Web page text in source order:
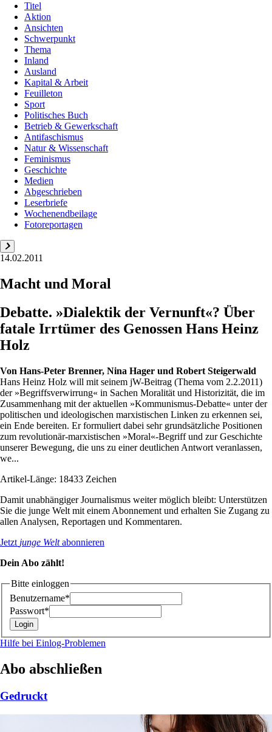
Titel
Aktion
Ansichten
Schwerpunkt
Thema
Inland
Ausland
Kapital & Arbeit
Feuilleton
Sport
Politisches Buch
Betrieb & Gewerkschaft
Antifaschismus
Natur & Wissenschaft
Feminismus
Geschichte
Medien
Abgeschrieben
Leserbriefe
Wochenendbeilage
Fotoreportagen
14.02.2011
Macht und Moral
Debatte. »Dialektik der Vernunft«? Über
fatale Irrtümer des Genossen Hans Heinz
Holz
Von Hans-Peter Brenner, Nina Hager und Robert Steigerwald
Hans Heinz Holz will mit seinem jW-Beitrag (Thema vom 2.2.2011)
der »Begriffsverwirrung« in Sachen Moralität und Historizität, die im
Zusammenhang mit der aktuellen »Kommunismus-Debatte« unter der
politischen und ideologischen marxistischen Linken zu erkennen sei,
ein Ende bereiten. Er formuliert dabei sehr grundsätzliche Positionen
zum revolutionär-marxistischen »Moral«-Begriff und zur Geschichte
unserer Bewegung, die uns zu einer deutlichen Antwort veranlassen,
we...
Artikel-Länge: 18433 Zeichen
Damit unabhängiger Journalismus weiter möglich bleibt: Unterstützen
Sie die junge Welt mit einem Abonnement und erhalten Sie Zugang zu
allen Analysen, Reportagen und Kommentaren.
Jetzt junge Weltabonnieren
Dein Abo zählt!
Bitte einloggen
Benutzername*
Passwort*
Hilfe bei Einlog-Problemen
Abo abschließen
Gedruckt